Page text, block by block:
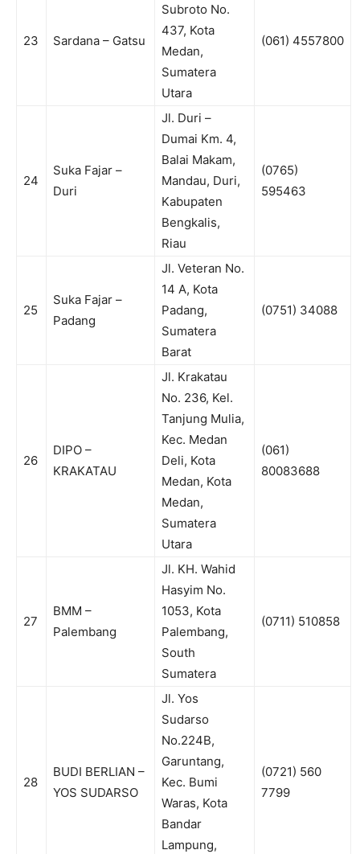
23 Sardana – Gatsu
Subroto No.
437, Kota
Medan,
Sumatera
Utara
(061) 4557800
24
Suka Fajar –
Duri
Jl. Duri –
Dumai Km. 4,
Balai Makam,
Mandau, Duri,
Kabupaten
Bengkalis,
Riau
(0765)
595463
25
Suka Fajar –
Padang
Jl. Veteran No.
14 A, Kota
Padang,
Sumatera
Barat
(0751) 34088
26
DIPO –
KRAKATAU
Jl. Krakatau
No. 236, Kel.
Tanjung Mulia,
Kec. Medan
Deli, Kota
Medan, Kota
Medan,
Sumatera
Utara
(061)
80083688
27
BMM –
Palembang
Jl. KH. Wahid
Hasyim No.
1053, Kota
Palembang,
South
Sumatera
(0711) 510858
28
BUDI BERLIAN –
YOS SUDARSO
Jl. Yos
Sudarso
No.224B,
Garuntang,
Kec. Bumi
Waras, Kota
Bandar
Lampung,
(0721) 560
7799